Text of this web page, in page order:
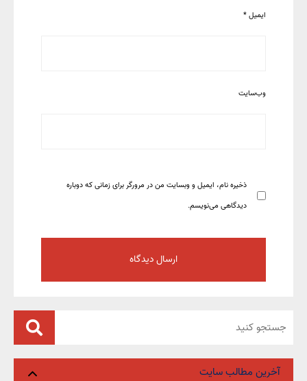
آخرین مطالب سایت
ایمیل*
وب‌سایت
ذخیره نام، ایمیل و وبسایت من در مرورگر برای زمانی که دوباره
دیدگاهی می‌نویسم.